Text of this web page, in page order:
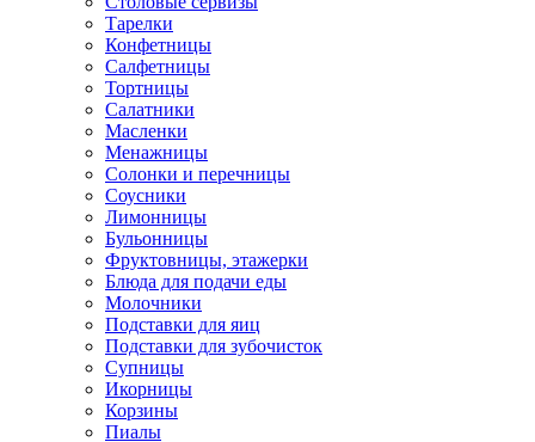
Тарелки
Конфетницы
Салфетницы
Тортницы
Салатники
Масленки
Менажницы
Солонки и перечницы
Соусники
Лимонницы
Бульонницы
Фруктовницы, этажерки
Блюда для подачи еды
Молочники
Подставки для яиц
Подставки для зубочисток
Супницы
Икорницы
Корзины
Пиалы